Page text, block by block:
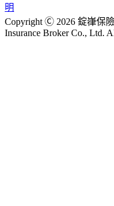
明
Copyright Ⓒ 2026 錠嵂保
Insurance Broker Co., Ltd.